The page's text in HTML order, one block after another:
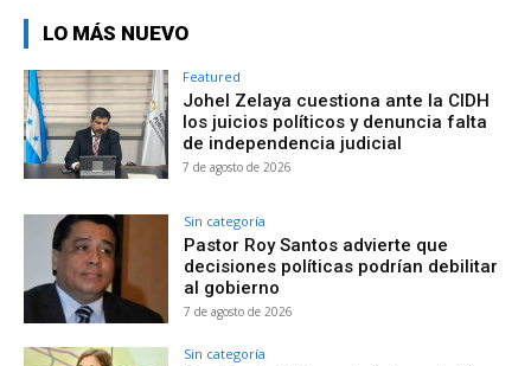
LO MÁS NUEVO
Featured
Johel Zelaya cuestiona ante la CIDH
los juicios políticos y denuncia falta
de independencia judicial
7 de agosto de 2026
Sin categoría
Pastor Roy Santos advierte que
decisiones políticas podrían debilitar
al gobierno
7 de agosto de 2026
Sin categoría